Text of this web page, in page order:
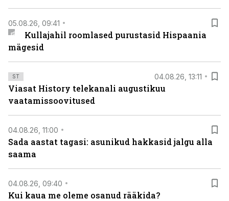
05.08.26, 09:41
Kullajahil roomlased purustasid Hispaania
mägesid
ST 04.08.26, 13:11
Viasat History telekanali augustikuu
vaatamissoovitused
04.08.26, 11:00
Sada aastat tagasi: asunikud hakkasid jalgu alla
saama
04.08.26, 09:40
Kui kaua me oleme osanud rääkida?